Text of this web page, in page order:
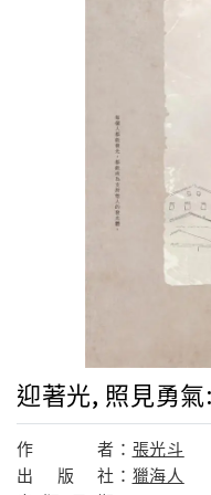
迎著光, 照見勇
作 者： 張光斗
出
版 社： 獵海人